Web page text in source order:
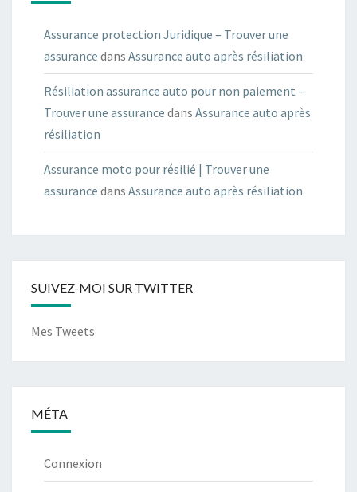
Assurance protection Juridique – Trouver une
assurance dans Assurance auto après résiliation
Résiliation assurance auto pour non paiement –
Trouver une assurance dans Assurance auto après
résiliation
Assurance moto pour résilié | Trouver une
assurance dans Assurance auto après résiliation
SUIVEZ-MOI SUR TWITTER
Mes Tweets
MÉTA
Connexion